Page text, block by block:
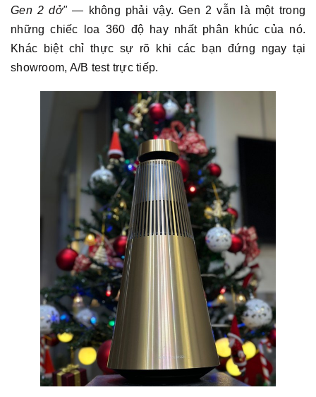
Gen 2 dở"— không phải vậy. Gen 2 vẫn là một trong
những chiếc loa 360 độ hay nhất phân khúc của nó.
Khác biệt chỉ thực sự rõ khi các bạn đứng ngay tại
showroom, A/B test trực tiếp.